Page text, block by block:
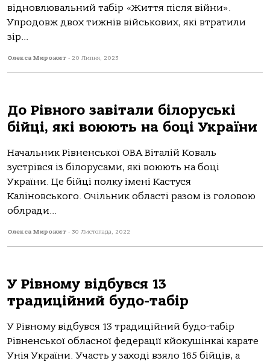
відновлювальний табір «Життя після війни».
Упродовж двох тижнів військових, які втратили
зір...
Олекса Мирожит - 20 Липня, 2023
До Рівного завітали білоруські
бійці, які воюють на боці України
Начальник Рівненської ОВА Віталій Коваль
зустрівся із білорусами, які воюють на боці
України. Це бійці полку імені Кастуся
Каліновського. Очільник області разом із головою
облради...
Олекса Мирожит - 30 Листопада, 2022
У Рівному відбувся 13
традиційний будо-табір
У Рівному відбувся 13 традиційний будо-табір
Рівненської обласної федерації кйокушінкаі карате
Унія України. Участь у заході взяло 165 бійців, а